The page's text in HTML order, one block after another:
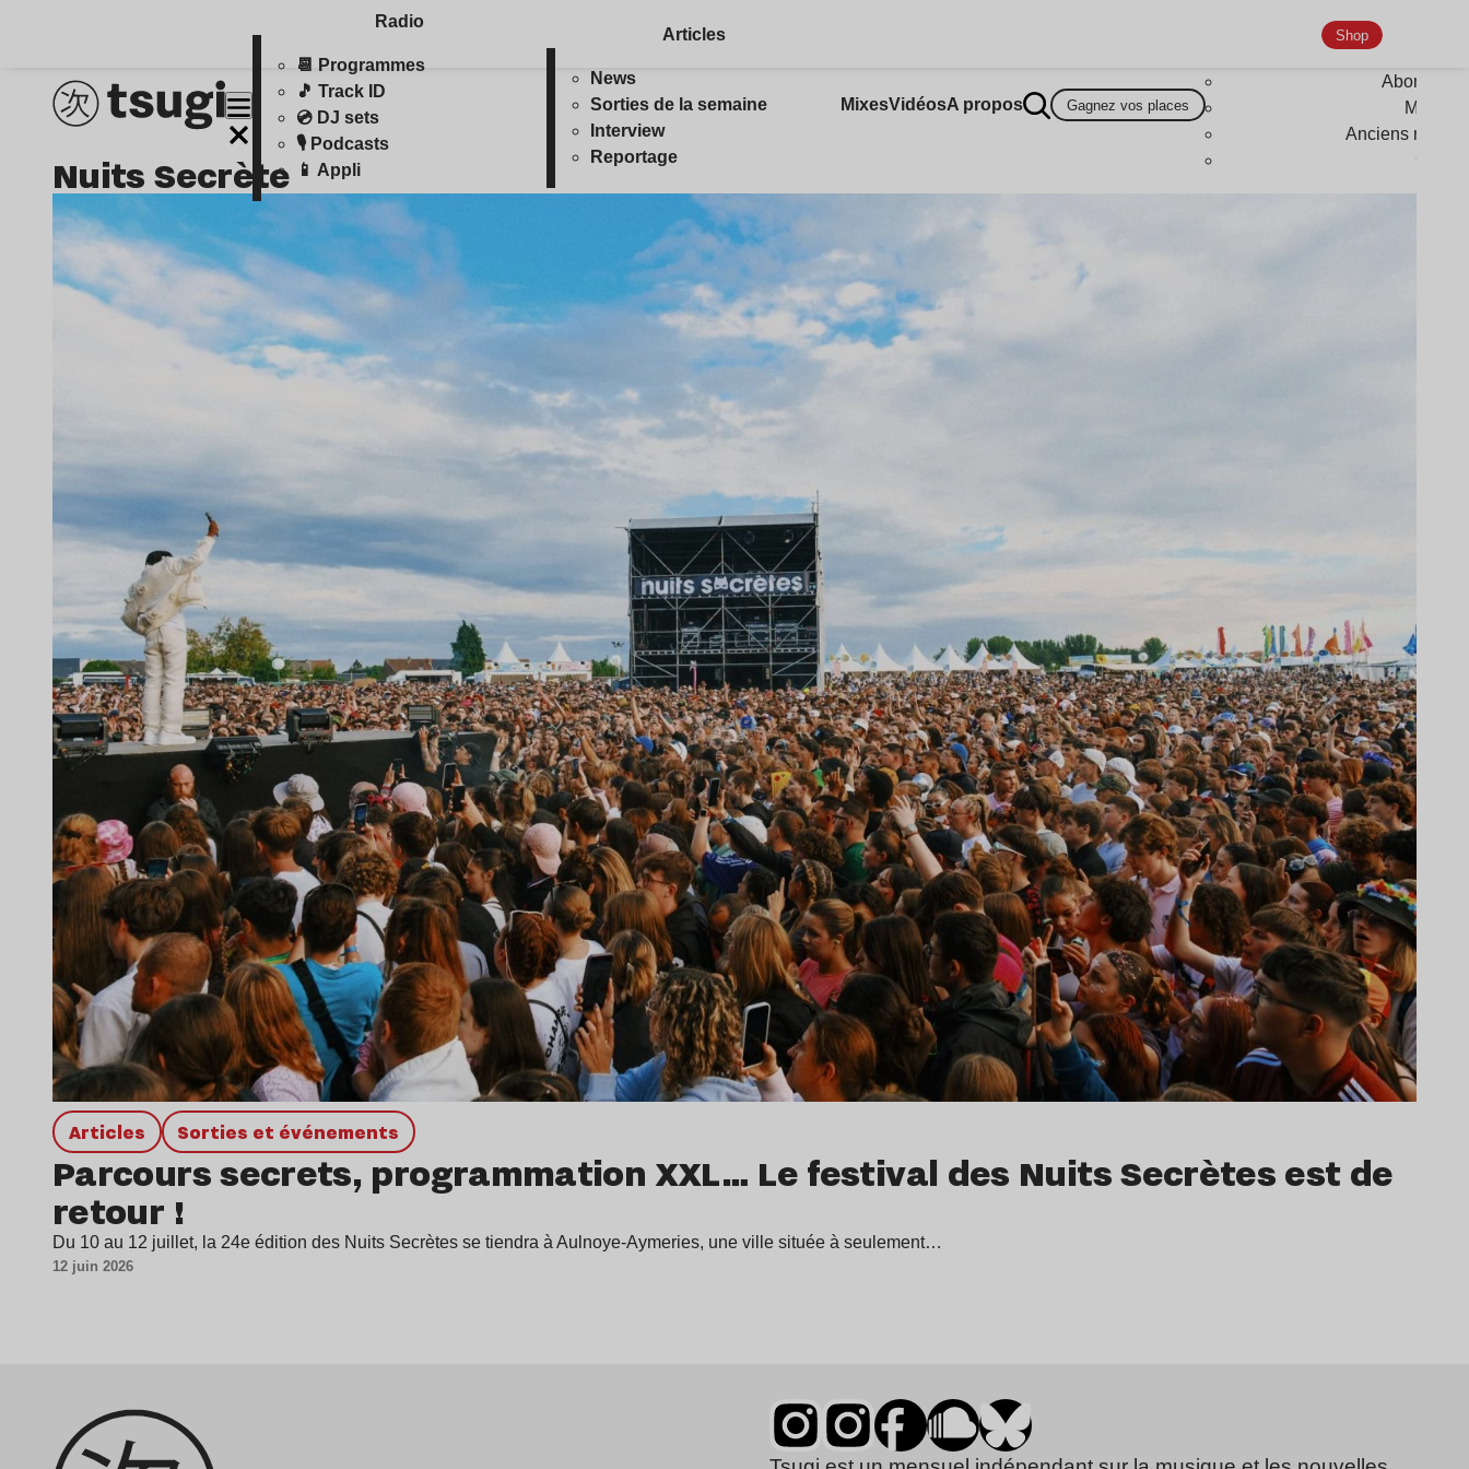
Radio
📆 Programmes
🎵 Track ID
💿 DJ sets
🎙️ Podcasts
📱 Appli
Articles
News
Sorties de la semaine
Interview
Reportage
MixesVidéosA propos Gagnez vos places
Shop
Anciens
Nuits Secrète
Articles Sorties et événements
Parcours secrets, programmation XXL… Le festival des Nuits Secrètes est de
retour !
Du 10 au 12 juillet, la 24e édition des Nuits Secrètes se tiendra à Aulnoye-Aymeries, une ville située à seulement…
12 juin 2026